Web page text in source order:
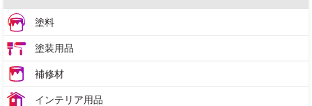
塗料
塗装用品
補修材
インテリア用品